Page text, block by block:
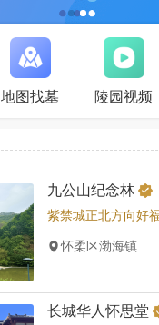
地图找墓 陵园视频
九公山纪念林
怀柔区渤海镇
长城华人怀思堂